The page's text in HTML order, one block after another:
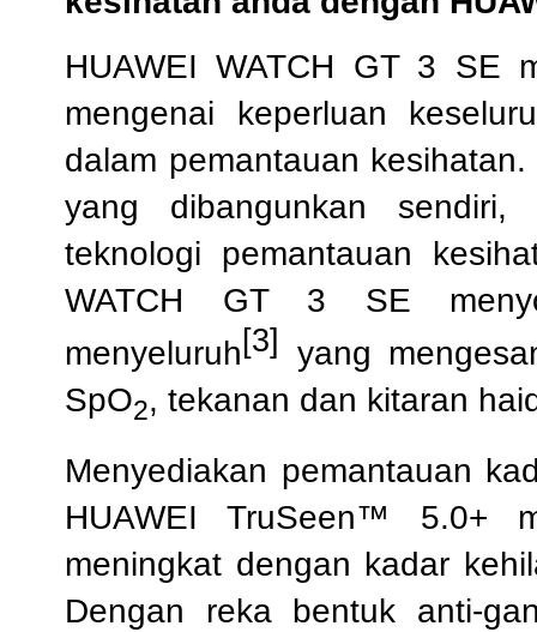
HUAWEI WATCH GT 3 SE
mengenai keperluan
dalam pemantauan
yang dibangunkan
teknologi pemantauan
WATCH GT 3 SE
menyeluruh [3]
yang
SpO2, tekanan dan kitaran
Menyediakan pemantauan
HUAWEI TruSeen™ 5.0+
meningkat dengan kadar
Dengan reka bentuk anti-